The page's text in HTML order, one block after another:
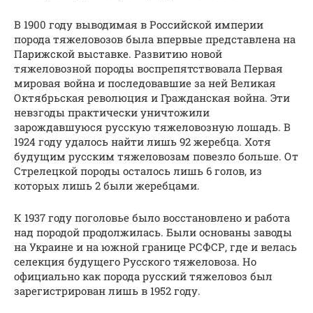
В 1900 году выводимая в Российской империи
порода тяжеловозов была впервые представлена на
Парижской выставке. Развитию новой
тяжеловозной породы воспрепятствовала Первая
мировая война и последовавшие за ней Великая
Октябрьская революция и Гражданская война. Эти
невзгоды практически уничтожили
зарождавшуюся русскую тяжеловозную лошадь. В
1924 году удалось найти лишь 92 жеребца. Хотя
будущим русским тяжеловозам повезло больше. От
Стрелецкой породы осталось лишь 6 голов, из
которых лишь 2 были жеребцами.
К 1937 году поголовье было восстановлено и работа
над породой продолжилась. Были основаны заводы
на Украине и на южной границе РСФСР, где и велась
селекция будущего Русского тяжеловоза. Но
официально как порода русский тяжеловоз был
зарегистрирован лишь в 1952 году.